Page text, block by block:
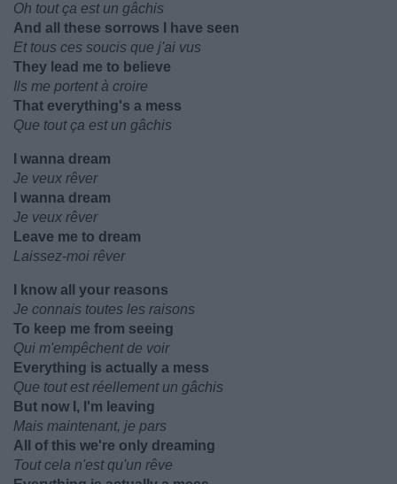
Oh tout ça est un gâchis
And all these sorrows I have seen
Et tous ces soucis que j'ai vus
They lead me to believe
Ils me portent à croire
That everything's a mess
Que tout ça est un gâchis
I wanna dream
Je veux rêver
I wanna dream
Je veux rêver
Leave me to dream
Laissez-moi rêver
I know all your reasons
Je connais toutes les raisons
To keep me from seeing
Qui m'empêchent de voir
Everything is actually a mess
Que tout est réellement un gâchis
But now I, I'm leaving
Mais maintenant, je pars
All of this we're only dreaming
Tout cela n'est qu'un rêve